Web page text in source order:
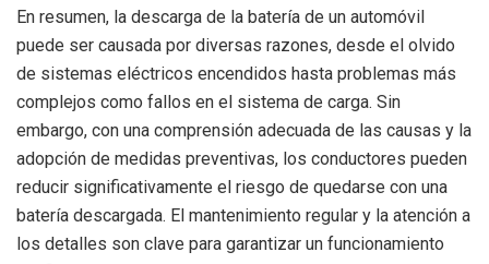
En resumen, la descarga de la batería de un automóvil
puede ser causada por diversas razones, desde el olvido
de sistemas eléctricos encendidos hasta problemas más
complejos como fallos en el sistema de carga. Sin
embargo, con una comprensión adecuada de las causas y la
adopción de medidas preventivas, los conductores pueden
reducir significativamente el riesgo de quedarse con una
batería descargada. El mantenimiento regular y la atención a
los detalles son clave para garantizar un funcionamiento